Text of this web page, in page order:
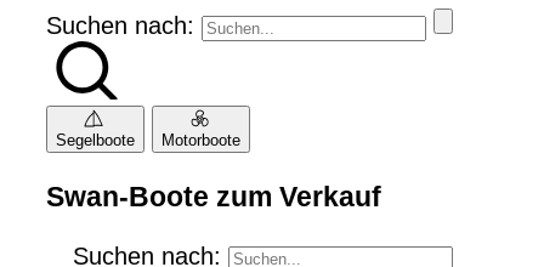
Suchen nach:
Segelboote Motorboote
Swan-Boote zum Verkauf
Suchen nach: